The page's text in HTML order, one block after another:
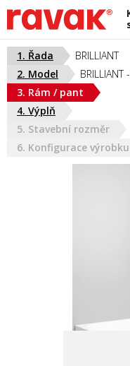
1. Řada
BRILLIANT
2. Model
BRILLIANT
3. Rám / pant
4. Výplň
5. Stavební rozměr
6. Konfigurace výrobku